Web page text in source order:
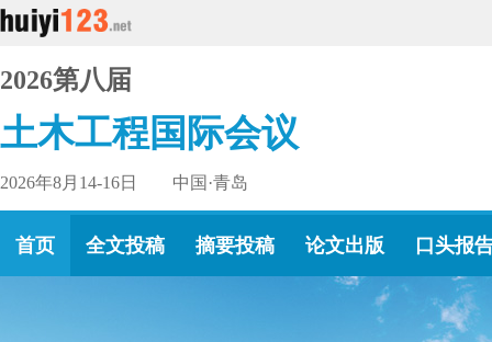
2026第八届
土木工程国际会议
2026年8月14-16日 中国·青岛
首页 全文投稿 摘要投稿 论文出版 口头报